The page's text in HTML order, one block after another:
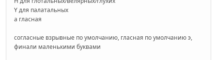
Y для палатальных
a гласная
согласные взрывные по умолчанию, гласная по умолчанию э,
финали маленькими буквами